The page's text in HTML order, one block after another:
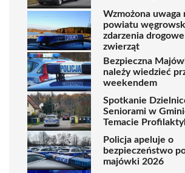
Wzmożona uwaga
powiatu
zdarzenia drogowe
zwierząt
Bezpieczna
należy wiedzieć
weekendem
Spotkanie
Seniorami w
Temacie
Policja apeluje o
bezpieczeństwo
majówki 2026